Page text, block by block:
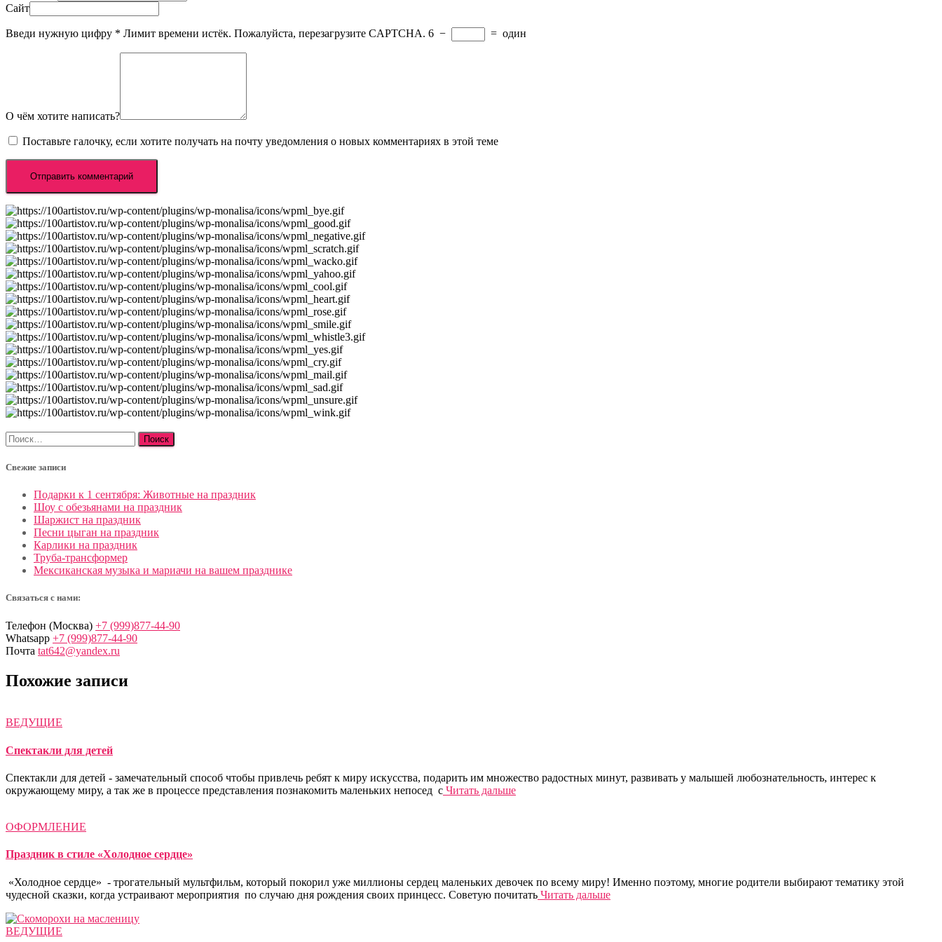
Сайт
Введи нужную цифру * Лимит времени истёк. Пожалуйста, перезагрузите CAPTCHA. 6 − = один
О чём хотите написать?
Поставьте галочку, если хотите получать на почту уведомления о новых комментариях в этой теме
Найти:
Свежие записи
Подарки к 1 сентября: Животные на праздник
Шоу с обезьянами на праздник
Шаржист на праздник
Песни цыган на праздник
Карлики на праздник
Труба-трансформер
Мексиканская музыка и мариачи на вашем празднике
Связаться с нами:
Телефон (Москва) +7 (999)877-44-90
Whatsapp +7 (999)877-44-90
Почта tat642@yandex.ru
Похожие записи
ВЕДУЩИЕ
Спектакли для детей
Спектакли для детей - замечательный способ чтобы привлечь ребят к миру искусства, подарить им множество радостных минут, развивать у малышей любознательность, интерес к
окружающему миру, а так же в процессе представления познакомить маленьких непосед с Читать дальше
ОФОРМЛЕНИЕ
Праздник в стиле «Холодное сердце»
«Холодное сердце» - трогательный мультфильм, который покорил уже миллионы сердец маленьких девочек по всему миру! Именно поэтому, многие родители выбирают тематику этой
чудесной сказки, когда устраивают мероприятия по случаю дня рождения своих принцесс. Советую почитать Читать дальше
ВЕДУЩИЕ